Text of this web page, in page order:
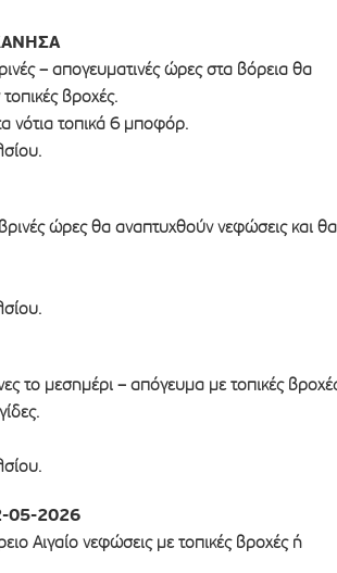
– απογευματινές ώρες στα βόρεια θα
βροχές.
νότια τοπικά 6 μποφόρ.
ώρες θα αναπτυχθούν νεφώσεις και θα
το μεσημέρι – απόγευμα με τοπικές
05-2026
Αιγαίο νεφώσεις με τοπικές βροχές ή